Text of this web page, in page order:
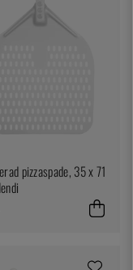
pizzaspade, 35 x 71